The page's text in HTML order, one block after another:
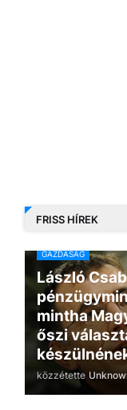
FRISS HÍREK
GAZDASÁG
László
mintha
őszi
közzétette